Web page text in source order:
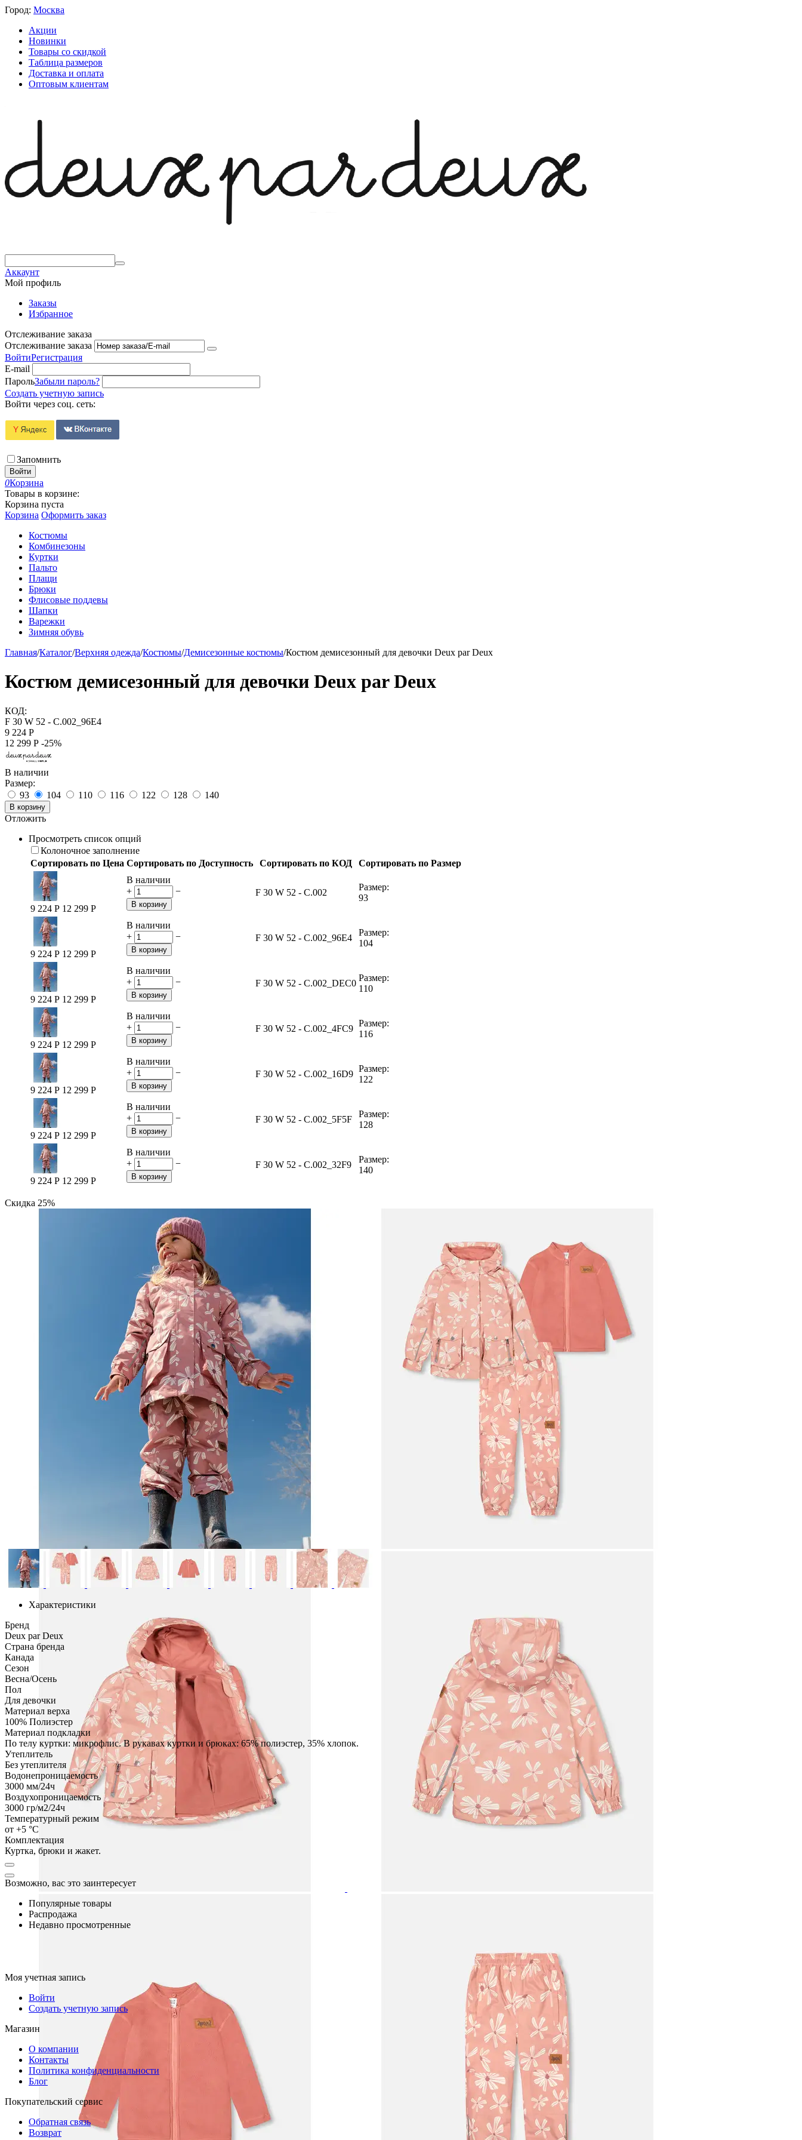
Город: Москва
Акции
Новинки
Товары со скидкой
Таблица размеров
Доставка и оплата
Оптовым клиентам
Аккаунт
Мой профиль
Заказы
Избранное
Отслеживание заказа
Отслеживание заказа
ВойтиРегистрация
E-mail
ПарольЗабыли пароль?
Создать учетную запись
Войти через соц. сеть:
Запомнить
Войти
0Корзина
Товары в корзине:
Корзина пуста
Корзина Оформить заказ
Костюмы
Комбинезоны
Куртки
Пальто
Плащи
Брюки
Флисовые поддевы
Шапки
Варежки
Зимняя обувь
Главная/Каталог/Верхняя одежда/Костюмы/Демисезонные костюмы/Костюм демисезонный для девочки Deux par Deux
Костюм демисезонный для девочки Deux par Deux
КОД:
F 30 W 52 - C.002_96E4
9 224 Р
12 299 Р -25%
В наличии
Размер:
93
104 110 116 122 128 140
В корзину
Отложить
Просмотреть список опций
Колоночное заполнение
Сортировать по Цена Сортировать по Доступность Сортировать по КОД Сортировать по Размер
9 224 Р 12 299 Р
В наличии
+
−
В корзину
F 30 W 52 - C.002
Размер:
93
9 224 Р 12 299 Р
В наличии
+
−
В корзину
F 30 W 52 - C.002_96E4
Размер:
104
9 224 Р 12 299 Р
В наличии
+
−
В корзину
F 30 W 52 - C.002_DEC0
Размер:
110
9 224 Р 12 299 Р
В наличии
+
−
В корзину
F 30 W 52 - C.002_4FC9
Размер:
116
9 224 Р 12 299 Р
В наличии
+
−
В корзину
F 30 W 52 - C.002_16D9
Размер:
122
9 224 Р 12 299 Р
В наличии
+
−
В корзину
F 30 W 52 - C.002_5F5F
Размер:
128
9 224 Р 12 299 Р
В наличии
+
−
В корзину
F 30 W 52 - C.002_32F9
Размер:
140
Скидка 25%
Характеристики
Бренд
Deux par Deux
Страна бренда
Канада
Сезон
Весна/Осень
Пол
Для девочки
Материал верха
100% Полиэстер
Материал подкладки
По телу куртки: микрофлис. В рукавах куртки и брюках: 65% полиэстер, 35% хлопок.
Утеплитель
Без утеплителя
Водонепроницаемость
3000 мм/24ч
Воздухопроницаемость
3000 гр/м2/24ч
Температурный режим
от +5 °C
Комплектация
Куртка, брюки и жакет.
Возможно, вас это заинтересует
Популярные товары
Распродажа
Недавно просмотренные
Моя учетная запись
Войти
Создать учетную запись
Магазин
О компании
Контакты
Политика конфиденциальности
Блог
Покупательский сервис
Обратная связь
Возврат